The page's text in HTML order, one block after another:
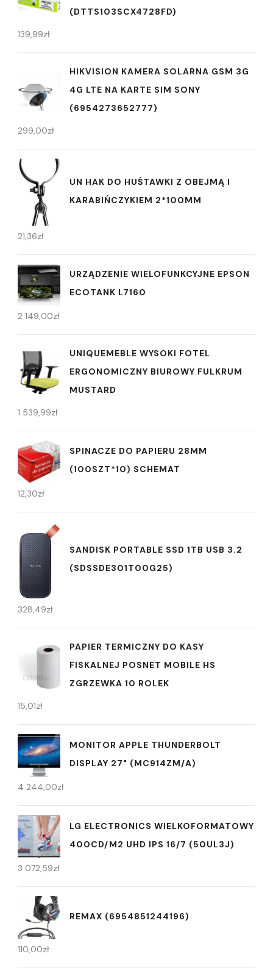
(DTTS103SCX4728FD)
139,99zł
HIKVISION KAMERA SOLARNA GSM 3G
4G LTE NA KARTE SIM SONY
(6954273652777)
299,00zł
UN HAK DO HUŚTAWKI Z OBEJMĄ I
KARABIŃCZYKIEM 2*100MM
21,36zł
URZĄDZENIE WIELOFUNKCYJNE EPSON
ECOTANK L7160
2 149,00zł
UNIQUEMEBLE WYSOKI FOTEL
ERGONOMICZNY BIUROWY FULKRUM
MUSTARD
1 539,99zł
SPINACZE DO PAPIERU 28MM
(100SZT*10) SCHEMAT
12,30zł
SANDISK PORTABLE SSD 1TB USB 3.2
(SDSSDE301T00G25)
328,49zł
PAPIER TERMICZNY DO KASY
FISKALNEJ POSNET MOBILE HS
ZGRZEWKA 10 ROLEK
15,01zł
MONITOR APPLE THUNDERBOLT
DISPLAY 27" (MC914ZM/A)
4 244,00zł
LG ELECTRONICS WIELKOFORMATOWY
400CD/M2 UHD IPS 16/7 (50UL3J)
3 072,59zł
REMAX (6954851244196)
110,00zł